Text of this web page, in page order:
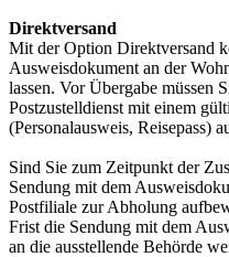
Direktversand
Mit der Option Direktversand
Ausweisdokument an der
lassen. Vor Übergabe müssen
Postzustelldienst mit einem
(Personalausweis, Reisepass)
Sind Sie zum Zeitpunkt der
Sendung mit dem
Postfiliale zur Abholung
Frist die Sendung mit dem
an die ausstellende Behörde